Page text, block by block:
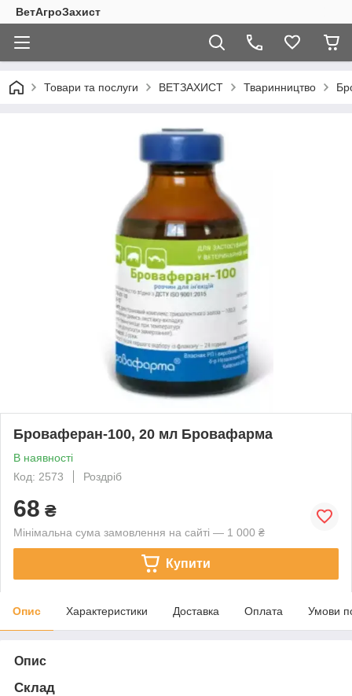
ВетАгроЗахист
Товари та послуги ВЕТЗАХИСТ Тваринництво
Броваферан-100, 20 мл Бровафарма
В наявності
Код: 2573
Роздріб
68 ₴
Мінімальна сума замовлення на сайті — 1 000 ₴
Купити
Опис Характеристики Доставка Оплата Умови
Опис
Склад